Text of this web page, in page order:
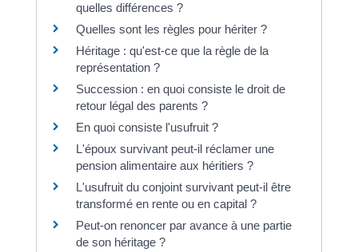
quelles différences ?
Quelles sont les règles pour hériter ?
Héritage : qu'est-ce que la règle de la
représentation ?
Succession : en quoi consiste le droit de
retour légal des parents ?
En quoi consiste l'usufruit ?
L'époux survivant peut-il réclamer une
pension alimentaire aux héritiers ?
L'usufruit du conjoint survivant peut-il être
transformé en rente ou en capital ?
Peut-on renoncer par avance à une partie
de son héritage ?